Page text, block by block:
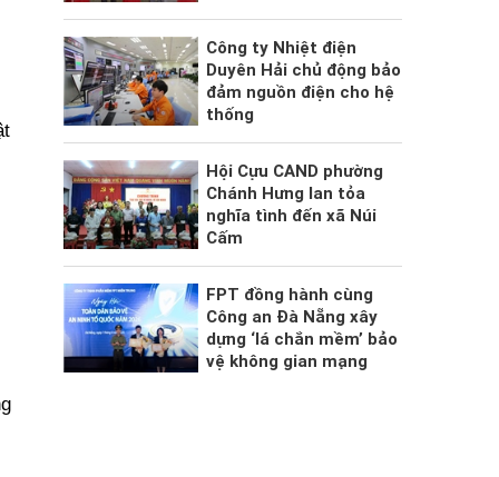
Công ty Nhiệt điện
Duyên Hải chủ động bảo
đảm nguồn điện cho hệ
thống
Hội Cựu CAND phường
Chánh Hưng lan tỏa
nghĩa tình đến xã Núi
Cấm
FPT đồng hành cùng
Công an Đà Nẵng xây
dựng ‘lá chắn mềm’ bảo
vệ không gian mạng